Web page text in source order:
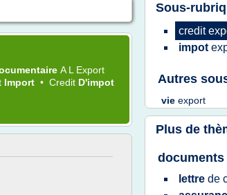
A L Export
Import • Credit D'impot
Sous-
credit
impot
Autres
vie export
Plus de
lettre de